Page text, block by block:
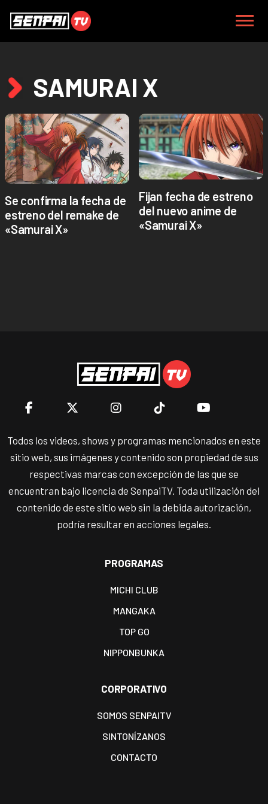
SAMURAI X
Se confirma la fecha de
estreno del remake de
«Samurai X»
Fijan fecha de estreno
del nuevo anime de
«Samurai X»
Todos los videos, shows y programas mencionados en este
sitio web, sus imágenes y contenido son propiedad de sus
respectivas marcas con excepción de las que se
encuentran bajo licencia de SenpaiTV. Toda utilización del
contenido de este sitio web sin la debida autorización,
podría resultar en acciones legales.
PROGRAMAS
MICHI CLUB
MANGAKA
TOP GO
NIPPONBUNKA
CORPORATIVO
SOMOS SENPAITV
SINTONÍZANOS
CONTACTO